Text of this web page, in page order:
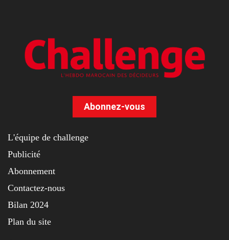
Abonnez-vous
L'équipe de challenge
Publicité
Abonnement
Contactez-nous
Bilan 2024
Plan du site